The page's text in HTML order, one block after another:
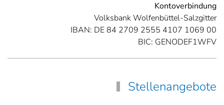
Kontoverbindung
Volksbank Wolfenbüttel-Salzgitter
IBAN: DE 84 2709 2555 4107 1069 00
BIC: GENODEF1WFV
Stellenangebote